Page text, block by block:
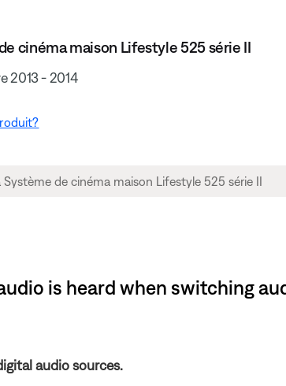
cinéma maison Lifestyle 525 série II
2013 - 2014
is heard when switching
audio sources.